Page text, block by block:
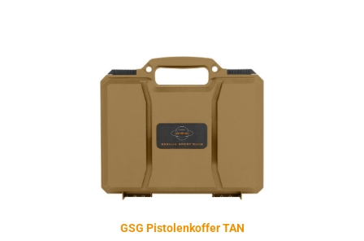
GSG Pistolenkoffer TAN